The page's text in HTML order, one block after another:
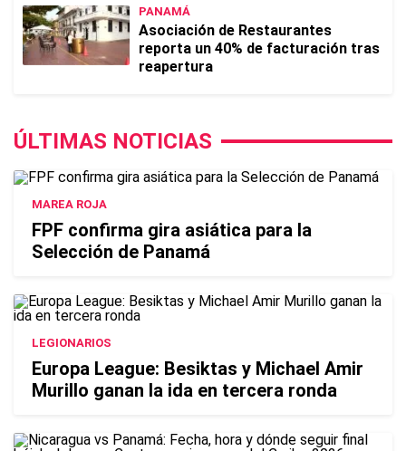
PANAMÁ
Asociación de Restaurantes
reporta un 40% de facturación tras
reapertura
ÚLTIMAS NOTICIAS
MAREA ROJA
FPF confirma gira asiática para la
Selección de Panamá
LEGIONARIOS
Europa League: Besiktas y Michael Amir
Murillo ganan la ida en tercera ronda